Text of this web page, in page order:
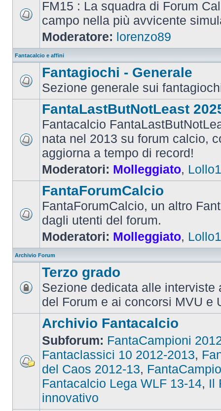
FM15 : La squadra di Forum
campo nella più avvicente
Moderatore: lorenzo89
Fantacalcio e affini
Fantagiochi - Generale
Sezione generale sui
FantaLastButNotLeast
Fantacalcio
nata nel 2013 su forum calcio,
aggiorna a tempo di record!
Moderatori: Molleggiato,
FantaForumCalcio
FantaForumCalcio, un altro
dagli utenti del forum.
Moderatori: Molleggiato,
Archivio Forum
Terzo grado
Sezione dedicata alle interviste
del Forum e ai concorsi MVU e
Archivio Fantacalcio
Subforum: FantaCampioni
Fantaclassici 10 2012-2013,
del Caos 2012-13,
Fantacalcio Lega WLF 13-14, Il
innovativo